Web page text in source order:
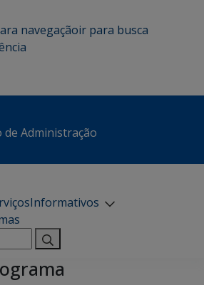
navegaçãoir para busca
de Administração
Informativos